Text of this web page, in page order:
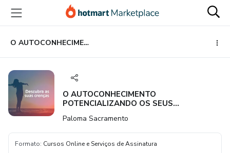
para
conteúdo
principal
para
pagamento
para
rodapé
O AUTOCONHECIMENTO POTENCIALIZANDO OS SEUS RESULTADOS
O AUTOCONHECIMENTO
POTENCIALIZANDO OS SEUS
Paloma Sacramento
Formato: Cursos Online e Serviços de Assinatura